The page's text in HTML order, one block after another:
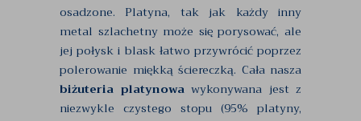
osadzone. Platyna, tak jak każdy inny
metal szlachetny może się porysować, ale
jej połysk i blask łatwo przywrócić poprzez
polerowanie miękką ściereczką. Cała nasza
biżuteria platynowawykonywana jest z
niezwykle czystego stopu (95% platyny,